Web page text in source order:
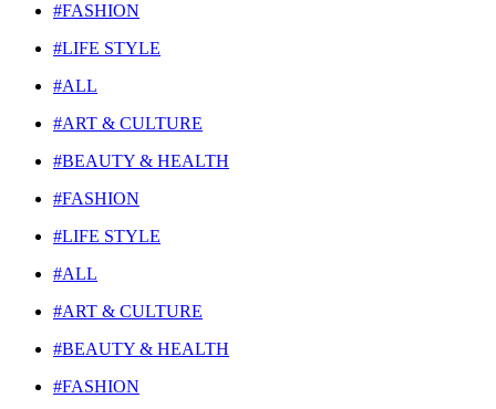
#FASHION
#LIFE STYLE
#ALL
#ART & CULTURE
#BEAUTY & HEALTH
#FASHION
#LIFE STYLE
#ALL
#ART & CULTURE
#BEAUTY & HEALTH
#FASHION